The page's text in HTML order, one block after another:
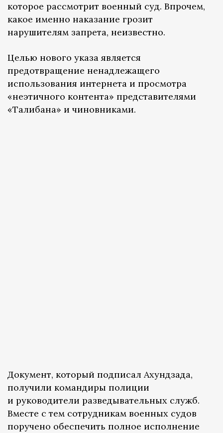
которое рассмотрит военный суд. Впрочем,
какое именно наказание грозит
нарушителям запрета, неизвестно.
Целью нового указа является
предотвращение ненадлежащего
использования интернета и просмотра
«неэтичного контента» представителями
«Талибана» и чиновниками.
Документ, который подписал Ахундзада,
получили командиры полиции
и руководители разведывательных служб.
Вместе с тем сотрудникам военных судов
поручено обеспечить полное исполнение